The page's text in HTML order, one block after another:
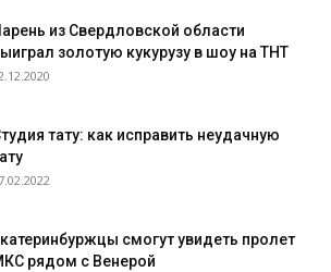
из Свердловской области
золотую кукурузу в шоу на ТНТ
тату: как исправить неудачную
смогут увидеть пролет
рядом с Венерой